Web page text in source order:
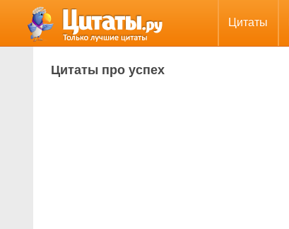
Цитаты
Цитаты про успех